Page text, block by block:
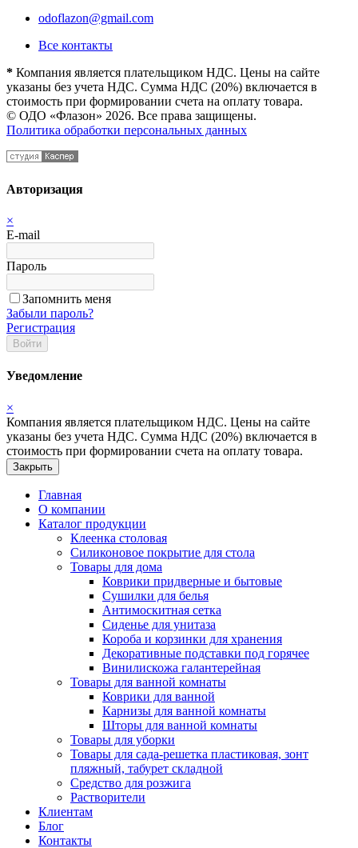
odoflazon@gmail.com
Все контакты
* Компания является плательщиком НДС. Цены на сайте
указаны без учета НДС. Сумма НДС (20%) включается в
стоимость при формировании счета на оплату товара.
© ОДО «Флазон» 2026. Все права защищены.
Политика обработки персональных данных
Авторизация
×
E-mail
Пароль
Запомнить меня
Забыли пароль?
Регистрация
Войти
Уведомление
×
Компания является плательщиком НДС. Цены на сайте
указаны без учета НДС. Сумма НДС (20%) включается в
стоимость при формировании счета на оплату товара.
Закрыть
Главная
О компании
Каталог продукции
Клеенка столовая
Силиконовое покрытие для стола
Товары для дома
Коврики придверные и бытовые
Сушилки для белья
Антимоскитная сетка
Сиденье для унитаза
Короба и корзинки для хранения
Декоративные подставки под горячее
Винилискожа галантерейная
Товары для ванной комнаты
Коврики для ванной
Карнизы для ванной комнаты
Шторы для ванной комнаты
Товары для уборки
Товары для сада-решетка пластиковая, зонт
пляжный, табурет складной
Средство для розжига
Растворители
Клиентам
Блог
Контакты